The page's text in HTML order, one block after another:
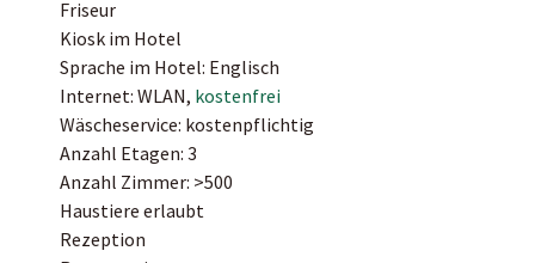
Friseur
Kiosk im Hotel
Sprache im Hotel: Englisch
Internet: WLAN, kostenfrei
Wäscheservice: kostenpflichtig
Anzahl Etagen: 3
Anzahl Zimmer: >500
Haustiere erlaubt
Rezeption